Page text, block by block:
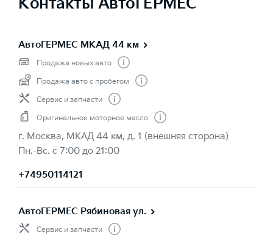
АвтоГЕРМЕС МКАД 44 км
Продажа новых авто
Продажа авто с пробегом
Сервис и запчасти
Оригинальное моторное масло
г. Москва, МКАД 44 км, д. 1 (внешняя сторона)
Пн.-Вс. с 7:00 до 21:00
+74950114121
АвтоГЕРМЕС Рябиновая ул.
Сервис и запчасти